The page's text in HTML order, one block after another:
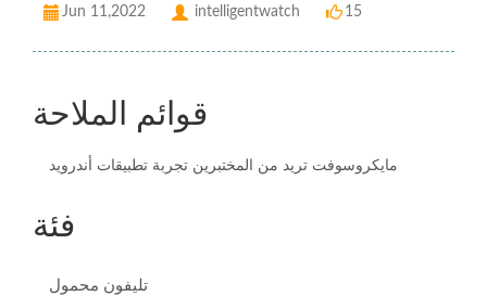
Jun 11,2022 intelligentwatch 15
قوائم الملاحة
مايكروسوفت تريد من المختبرين تجربة تطبيقات أندرويد
فئة
تليفون محمول